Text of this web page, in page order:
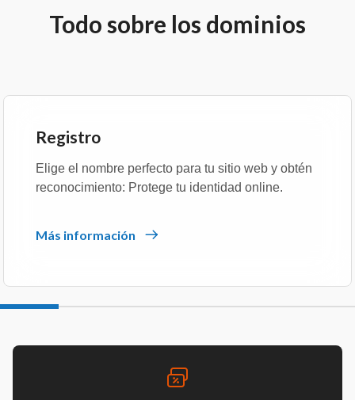
Todo sobre los dominios
Registro
Elige el nombre perfecto para tu sitio web y obtén
reconocimiento: Protege tu identidad online.
Más información